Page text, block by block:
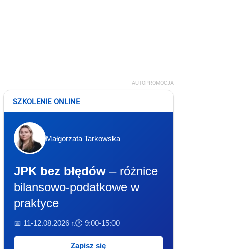
AUTOPROMOCJA
SZKOLENIE ONLINE
Małgorzata Tarkowska
JPK bez błędów – różnice
bilansowo-podatkowe w
praktyce
📅 11-12.08.2026 r.🕐 9:00-15:00
Zapisz się